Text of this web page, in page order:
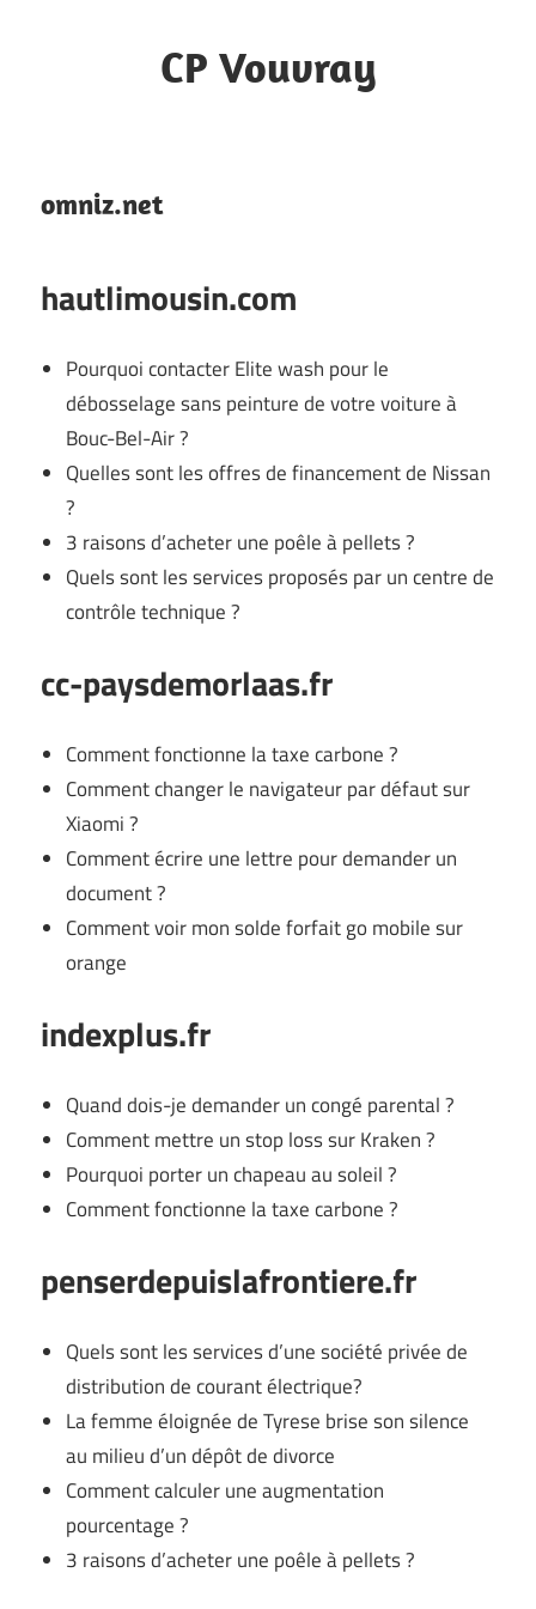
CP Vouvray
omniz.net
hautlimousin.com
Pourquoi contacter Elite wash pour le
débosselage sans peinture de votre voiture à
Bouc-Bel-Air ?
Quelles sont les offres de financement de Nissan
?
3 raisons d’acheter une poêle à pellets ?
Quels sont les services proposés par un centre de
contrôle technique ?
cc-paysdemorlaas.fr
Comment fonctionne la taxe carbone ?
Comment changer le navigateur par défaut sur
Xiaomi ?
Comment écrire une lettre pour demander un
document ?
Comment voir mon solde forfait go mobile sur
orange
indexplus.fr
Quand dois-je demander un congé parental ?
Comment mettre un stop loss sur Kraken ?
Pourquoi porter un chapeau au soleil ?
Comment fonctionne la taxe carbone ?
penserdepuislafrontiere.fr
Quels sont les services d’une société privée de
distribution de courant électrique?
La femme éloignée de Tyrese brise son silence
au milieu d’un dépôt de divorce
Comment calculer une augmentation
pourcentage ?
3 raisons d’acheter une poêle à pellets ?